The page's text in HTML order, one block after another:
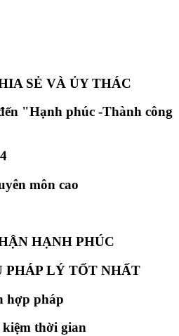
SẺ VÀ ỦY THÁC
"Hạnh phúc -Thành công
môn cao
HẠNH PHÚC
PHÁP LÝ TỐT NHẤT
hợp pháp
thời gian